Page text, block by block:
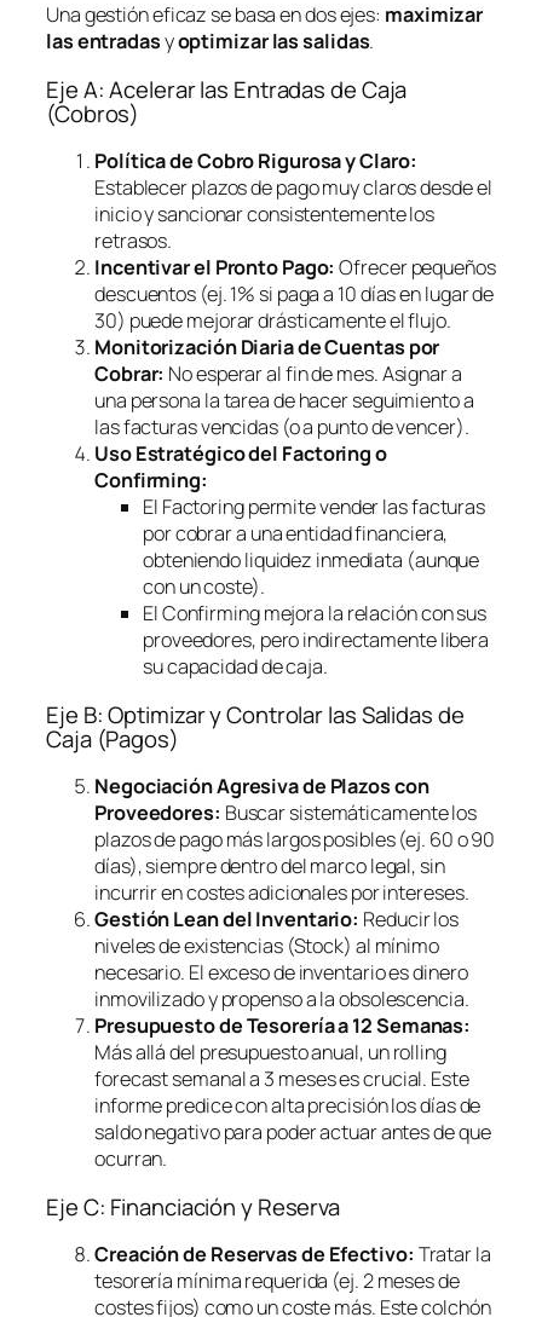
Una gestión eficaz se basa en dos ejes: maximizar
las entradasyoptimizar las salidas.
Eje A: Acelerar las Entradas de Caja
(Cobros)
Política de Cobro Rigurosa y Claro:
Establecer plazos de pago muy claros desde el
inicio y sancionar consistentemente los
retrasos.
Incentivar el Pronto Pago: Ofrecer pequeños
descuentos (ej. 1% si paga a 10 días en lugar de
30) puede mejorar drásticamente el flujo.
Monitorización Diaria de Cuentas por
Cobrar: No esperar al fin de mes. Asignar a
una persona la tarea de hacer seguimiento a
las facturas vencidas (o a punto de vencer).
Uso Estratégico del Factoringo
Confirming:
El Factoringpermite vender las facturas
por cobrar a una entidad financiera,
obteniendo liquidez inmediata (aunque
con un coste).
ElConfirmingmejora la relación con sus
proveedores, pero indirectamente libera
su capacidad de caja.
Eje B: Optimizar y Controlar las Salidas de
Caja (Pagos)
Negociación Agresiva de Plazos con
Proveedores: Buscar sistemáticamente los
plazos de pago más largos posibles (ej. 60 o 90
días), siempre dentro del marco legal, sin
incurrir en costes adicionales por intereses.
Gestión Lean del Inventario: Reducir los
niveles de existencias (Stock) al mínimo
necesario. El exceso de inventario es dinero
inmovilizado y propenso a la obsolescencia.
Presupuesto de Tesorería a 12 Semanas:
Más allá del presupuesto anual, unrolling
forecastsemanal a 3 meses es crucial. Este
informe predice con alta precisión los días de
saldo negativo para poder actuar antes de que
ocurran.
Eje C: Financiación y Reserva
Creación de Reservas de Efectivo: Tratar la
tesorería mínima requerida (ej. 2 meses de
costes fijos) como un coste más. Este colchón